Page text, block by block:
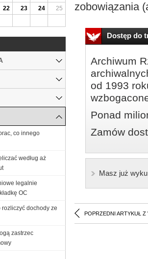
zobowiązania
Dostęp do
Archiwum
od 1993
Ponad
Zamów
Masz już
POPRZEDNI ARTYKUŁ Z
22 23 24
25
co innego
według aż
legalnie
OC
rozliczyć dochody ze
zastrzec